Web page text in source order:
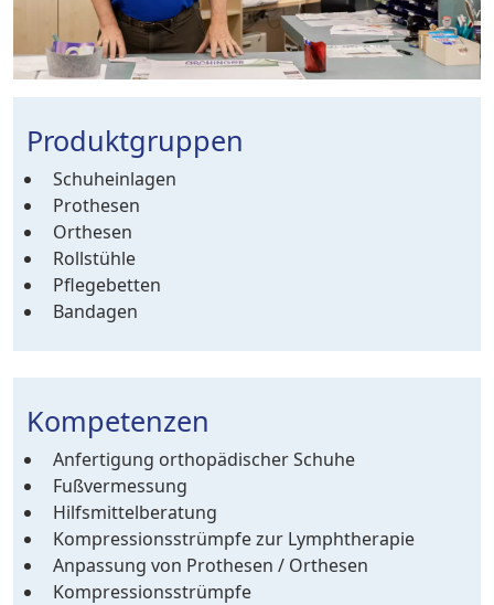
Produktgruppen
Schuheinlagen
Prothesen
Orthesen
Rollstühle
Pflegebetten
Bandagen
Kompetenzen
Anfertigung orthopädischer Schuhe
Fußvermessung
Hilfsmittelberatung
Kompressionsstrümpfe zur Lymphtherapie
Anpassung von Prothesen / Orthesen
Kompressionsstrümpfe